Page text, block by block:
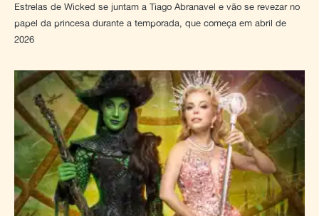
Estrelas de Wicked se juntam a Tiago Abranavel e vão se revezar no
papel da princesa durante a temporada, que começa em abril de
2026